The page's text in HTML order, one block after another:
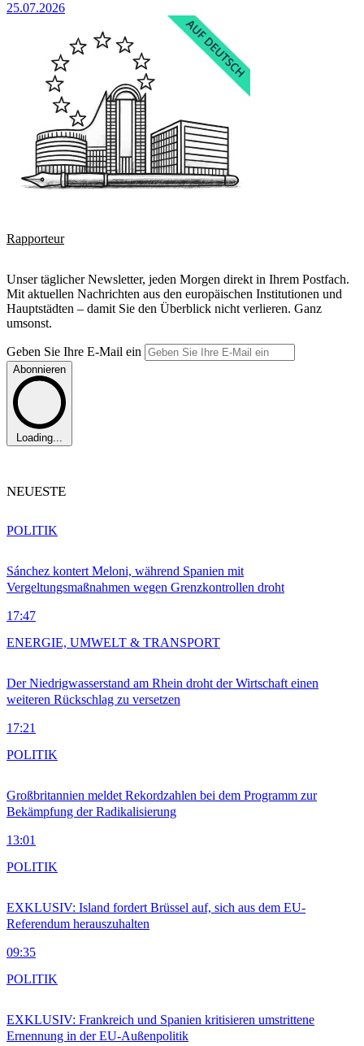
25.07.2026
Rapporteur
Unser täglicher Newsletter, jeden Morgen direkt in Ihrem Postfach.
Mit aktuellen Nachrichten aus den europäischen Institutionen und
Hauptstädten – damit Sie den Überblick nicht verlieren. Ganz
umsonst.
Geben Sie Ihre E-Mail ein
Abonnieren
Loading...
NEUESTE
Sánchez kontert Meloni, während Spanien mit
Vergeltungsmaßnahmen wegen Grenzkontrollen droht
17:47
POLITIK
Der Niedrigwasserstand am Rhein droht der Wirtschaft einen
weiteren Rückschlag zu versetzen
17:21
ENERGIE, UMWELT & TRANSPORT
Großbritannien meldet Rekordzahlen bei dem Programm zur
Bekämpfung der Radikalisierung
13:01
POLITIK
EXKLUSIV: Island fordert Brüssel auf, sich aus dem EU-
Referendum herauszuhalten
09:35
POLITIK
EXKLUSIV: Frankreich und Spanien kritisieren umstrittene
Ernennung in der EU-Außenpolitik
POLITIK